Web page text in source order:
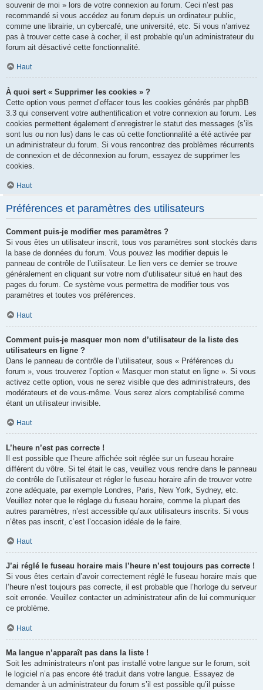
souvenir de moi » lors de votre connexion au forum. Ceci n’est pas
recommandé si vous accédez au forum depuis un ordinateur public,
comme une librairie, un cybercafé, une université, etc. Si vous n’arrivez
pas à trouver cette case à cocher, il est probable qu’un administrateur du
forum ait désactivé cette fonctionnalité.
Haut
À quoi sert « Supprimer les cookies » ?
Cette option vous permet d’effacer tous les cookies générés par phpBB
3.3 qui conservent votre authentification et votre connexion au forum. Les
cookies permettent également d’enregistrer le statut des messages (s’ils
sont lus ou non lus) dans le cas où cette fonctionnalité a été activée par
un administrateur du forum. Si vous rencontrez des problèmes récurrents
de connexion et de déconnexion au forum, essayez de supprimer les
cookies.
Haut
Préférences et paramètres des utilisateurs
Comment puis-je modifier mes paramètres ?
Si vous êtes un utilisateur inscrit, tous vos paramètres sont stockés dans
la base de données du forum. Vous pouvez les modifier depuis le
panneau de contrôle de l’utilisateur. Le lien vers ce dernier se trouve
généralement en cliquant sur votre nom d’utilisateur situé en haut des
pages du forum. Ce système vous permettra de modifier tous vos
paramètres et toutes vos préférences.
Haut
Comment puis-je masquer mon nom d’utilisateur de la liste des
utilisateurs en ligne ?
Dans le panneau de contrôle de l’utilisateur, sous « Préférences du
forum », vous trouverez l’option « Masquer mon statut en ligne ». Si vous
activez cette option, vous ne serez visible que des administrateurs, des
modérateurs et de vous-même. Vous serez alors comptabilisé comme
étant un utilisateur invisible.
Haut
L’heure n’est pas correcte !
Il est possible que l’heure affichée soit réglée sur un fuseau horaire
différent du vôtre. Si tel était le cas, veuillez vous rendre dans le panneau
de contrôle de l’utilisateur et régler le fuseau horaire afin de trouver votre
zone adéquate, par exemple Londres, Paris, New York, Sydney, etc.
Veuillez noter que le réglage du fuseau horaire, comme la plupart des
autres paramètres, n’est accessible qu’aux utilisateurs inscrits. Si vous
n’êtes pas inscrit, c’est l’occasion idéale de le faire.
Haut
J’ai réglé le fuseau horaire mais l’heure n’est toujours pas correcte !
Si vous êtes certain d’avoir correctement réglé le fuseau horaire mais que
l’heure n’est toujours pas correcte, il est probable que l’horloge du serveur
soit erronée. Veuillez contacter un administrateur afin de lui communiquer
ce problème.
Haut
Ma langue n’apparaît pas dans la liste !
Soit les administrateurs n’ont pas installé votre langue sur le forum, soit
le logiciel n’a pas encore été traduit dans votre langue. Essayez de
demander à un administrateur du forum s’il est possible qu’il puisse